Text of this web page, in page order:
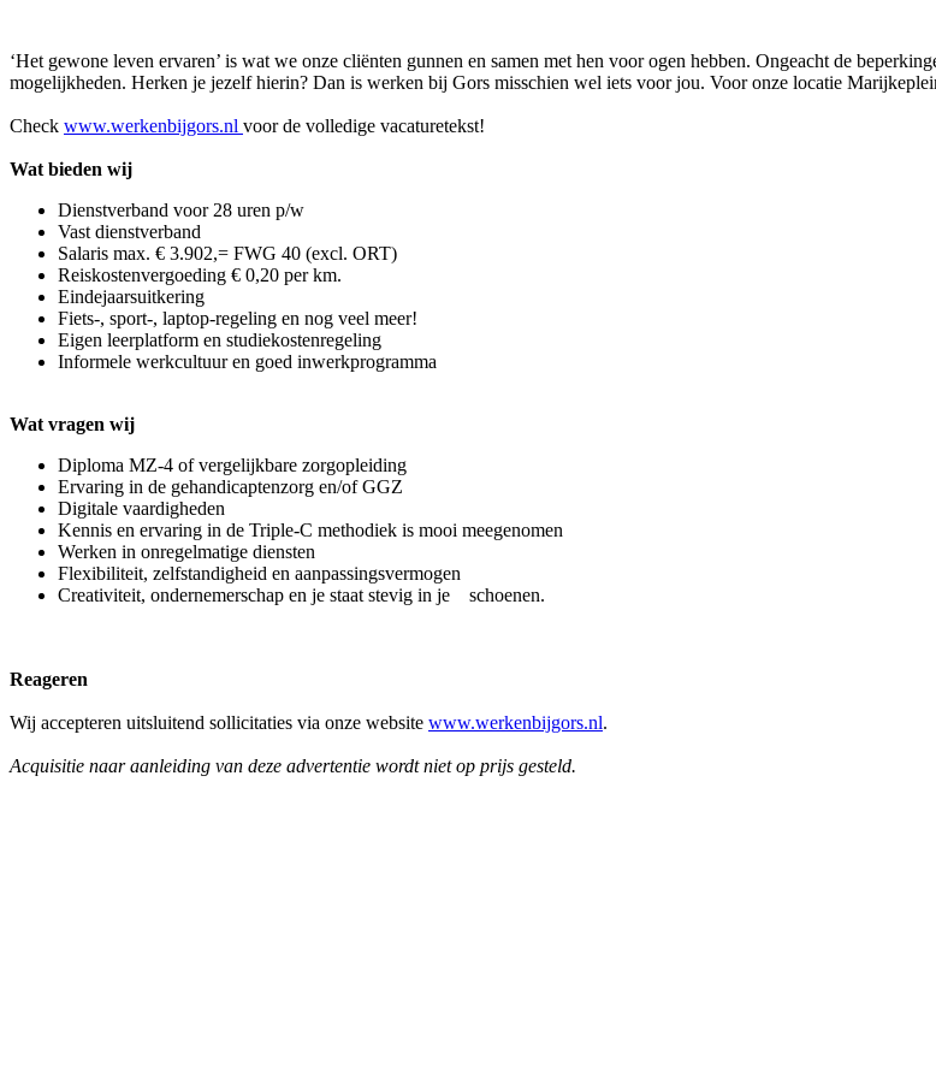
‘Het gewone leven ervaren’ is wat we onze cliënten gunnen en samen met hen voor ogen hebben. Ongeacht de
mogelijkheden. Herken je jezelf hierin? Dan is werken bij Gors misschien wel iets voor jou. Voor onze locatie
Check www.werkenbijgors.nl voor de volledige vacaturetekst!
Wat bieden wij
Dienstverband voor 28 uren p/w
Vast dienstverband
Salaris max. € 3.902,= FWG 40 (excl. ORT)
Reiskostenvergoeding € 0,20 per km.
Eindejaarsuitkering
Fiets-, sport-, laptop-regeling en nog veel meer!
Eigen leerplatform en studiekostenregeling
Informele werkcultuur en goed inwerkprogramma
Wat vragen wij
Diploma MZ-4 of vergelijkbare zorgopleiding
Ervaring in de gehandicaptenzorg en/of GGZ
Digitale vaardigheden
Kennis en ervaring in de Triple-C methodiek is mooi meegenomen
Werken in onregelmatige diensten
Flexibiliteit, zelfstandigheid en aanpassingsvermogen
Creativiteit, ondernemerschap en je staat stevig in je schoenen.
Reageren
Wij accepteren uitsluitend sollicitaties via onze website www.werkenbijgors.nl.
Acquisitie naar aanleiding van deze advertentie wordt niet op prijs gesteld.